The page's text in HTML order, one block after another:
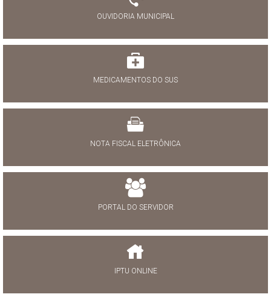
OUVIDORIA MUNICIPAL
MEDICAMENTOS DO SUS
NOTA FISCAL ELETRÔNICA
PORTAL DO SERVIDOR
IPTU ONLINE